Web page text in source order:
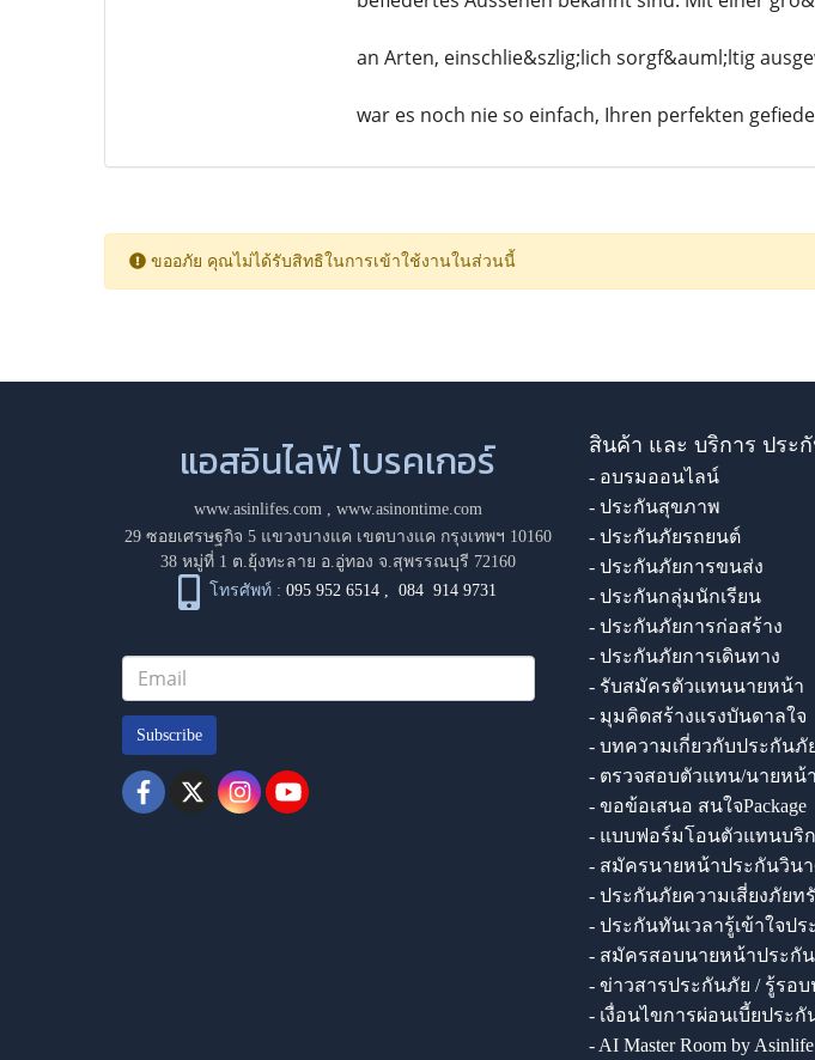
an Arten, einschlie&szlig;lich sorgf&auml;ltig
war es noch nie so einfach, Ihren perfekten
ขออภัย คุณไม่ได้รับสิทธิในการเข้าใช้งานในส่วนนี้
แอสอินไลฟ์ โบรคเกอร์
www.asinlifes.com, www.asinontime.com
29 ซอยเศรษฐกิจ 5 แขวงบางแค เขตบางแค กรุงเทพฯ 10160
38 หมู่ที่ 1 ต.ยุ้งทะลาย อ.อู่ทอง จ.สุพรรณบุรี 72160
โทรศัพท์ : 095 952 6514 ,084 914 9731
Subscribe
สินค้า และ บริการ ประ
- อบรมออนไลน์
- ประกันสุขภาพ
- ประกันภัยรถยนต์
- ประกันภัยการขนส่ง
- ประกันกลุ่มนักเรียน
- ประกันภัยการก่อสร้าง
- ประกันภัยการเดินทาง
- รับสมัครตัวแทนนายหน้า
- มุมคิดสร้างแรงบันดาลใจ
- บทความเกี่ยวกับประกันภั
- ตรวจสอบตัวแทน/นายหน้า
- ขอข้อเสนอ สนใจPackage
- แบบฟอร์มโอนตัวแทนบริ
- สมัครนายหน้าประกันวิน
- ประกันภัยความเสี่ยงภัยท
- ประกันทันเวลารู้เข้าใจป
- สมัครสอบนายหน้าประกั
- ข่าวสารประกันภัย / รู้รอ
- เงื่อนไขการผ่อนเบี้ยประกั
- AI Master Room by Asinlife